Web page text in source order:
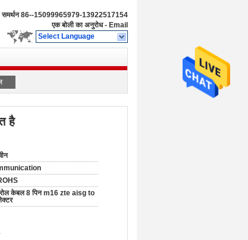
समर्थन86--15099965979-13922517154
एक बोली का अनुरोध- Email
Select Language
है
केबल 8 पिन m16 zte aisg to